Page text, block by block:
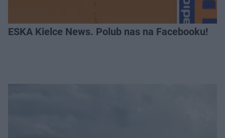
ESKA Kielce News. Polub nas na Facebooku!